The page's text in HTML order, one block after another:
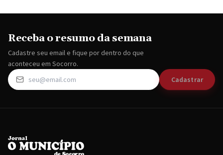
Receba o resumo da semana
Cadastre seu email e fique por dentro do que
aconteceu em Socorro.
Cadastrar